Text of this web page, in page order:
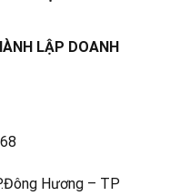
LẬP DOANH
Hương – TP